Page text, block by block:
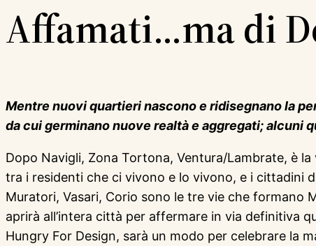
Affamati…ma di
Mentre nuovi quartieri nascono e ridisegnano la
da cui germinano nuove realtà e aggregati; alcuni
Dopo Navigli, Zona Tortona, Ventura/Lambrate, è
tra i residenti che ci vivono e lo vivono, e i cittadini
Muratori, Vasari, Corio sono le tre vie che formano
aprirà all’intera città per affermare in via definitiva
Hungry For Design, sarà un modo per celebrare la